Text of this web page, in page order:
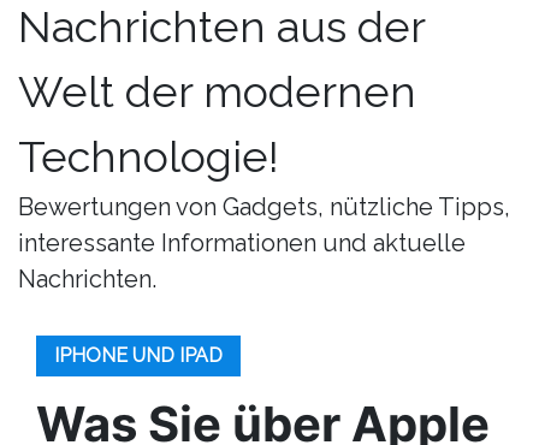
Nachrichten aus der
Welt der modernen
Technologie!
Bewertungen von Gadgets, nützliche Tipps,
interessante Informationen und aktuelle
Nachrichten.
IPHONE UND IPAD
Was Sie über Apple